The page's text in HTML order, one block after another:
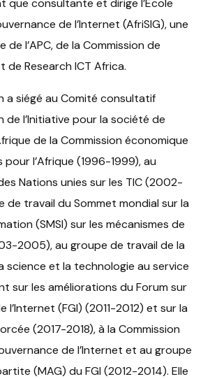
que consultante et dirige l’École
de l’Internet (AfriSIG), une
l’APC, de la Commission de
de Research ICT Africa.
a siégé au Comité consultatif
de l’Initiative pour la société de
de la Commission économique
l’Afrique (1996-1999), au
Nations unies sur les TIC (2002-
de travail du Sommet mondial sur la
(SMSI) sur les mécanismes de
2005), au groupe de travail de la
science et la technologie au service
sur les améliorations du Forum sur
l’Internet (FGI) (2011-2012) et sur la
(2017-2018), à la Commission
de l’Internet et au groupe
(MAG) du FGI (2012-2014). Elle